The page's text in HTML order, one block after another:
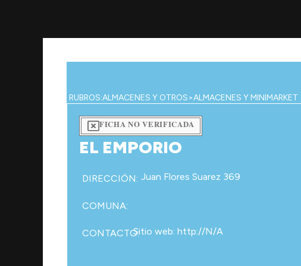
contenido
RUBROS:ALMACENES Y OTROS>ALMACENES Y MINIMARKET
FICHA NO VERIFICADA
EL EMPORIO
DIRECCIÓN: Juan Flores Suarez 369
COMUNA:
CONTACTO:Sitio web: http://N/A